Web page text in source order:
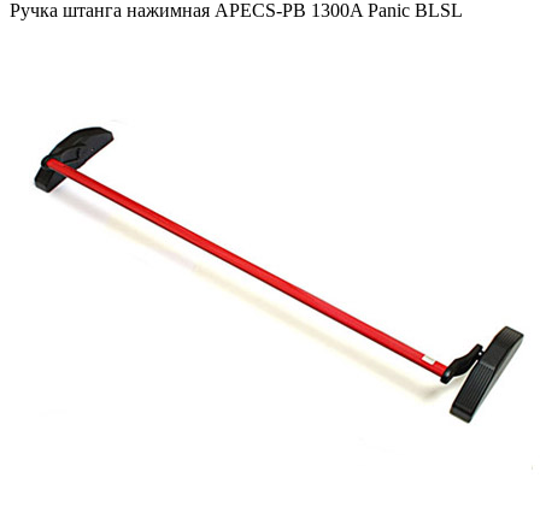
Ручка штанга нажимная APECS-PB 1300A Panic BLSL